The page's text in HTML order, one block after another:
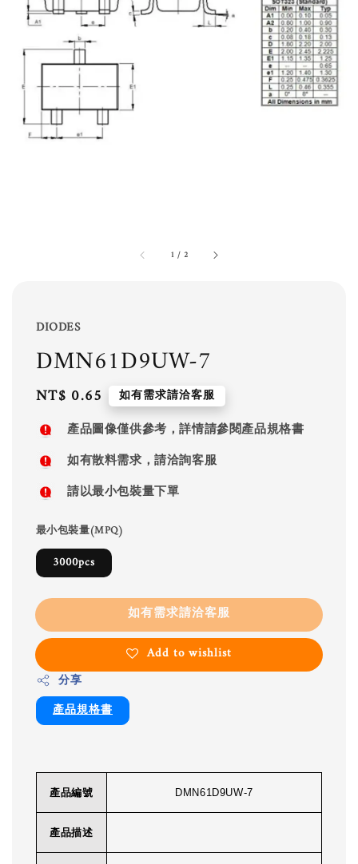
1 / 2
DIODES
DMN61D9UW-7
Regular
price
NT$ 0.65 如有需求請洽客服
產品圖像僅供參考，詳情請參閱產品規格書
如有散料需求，請洽詢客服
請以最小包裝量下單
最小包裝量(MPQ)
3000pcs
如有需求請洽客服
Add to wishlist
分享
產品規格書
產品編號 DMN61D9UW-7
產品描述